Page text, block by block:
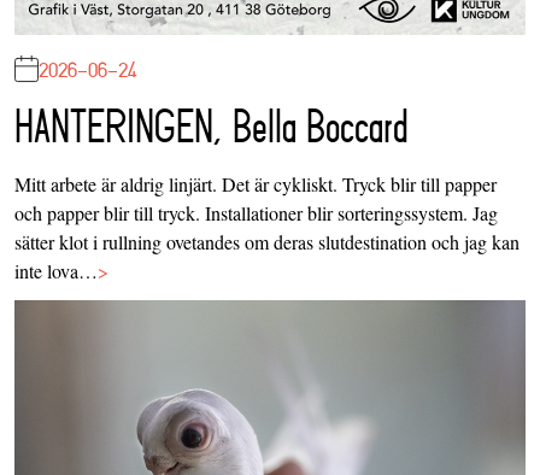
2026-06-24
HANTERINGEN, Bella Boccard
Mitt arbete är aldrig linjärt. Det är cykliskt. Tryck blir till papper
och papper blir till tryck. Installationer blir sorteringssystem. Jag
sätter klot i rullning ovetandes om deras slutdestination och jag kan
inte lova…>